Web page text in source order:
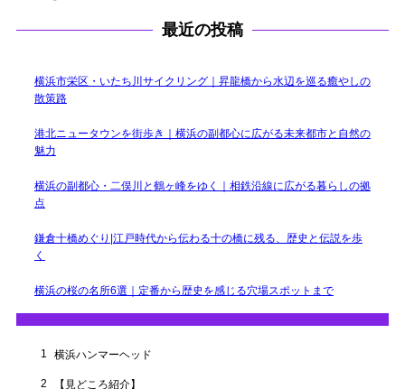
カ
最近の投稿
横浜市栄区・いたち川サイクリング｜昇龍橋から水辺を巡る癒やしの
散策路
港北ニュータウンを街歩き｜横浜の副都心に広がる未来都市と自然の
魅力
横浜の副都心・二俣川と鶴ヶ峰をゆく｜相鉄沿線に広がる暮らしの拠
点
鎌倉十橋めぐり|江戸時代から伝わる十の橋に残る、歴史と伝説を歩
く
横浜の桜の名所6選｜定番から歴史を感じる穴場スポットまで
1 横浜ハンマーヘッド
2 【見どころ紹介】